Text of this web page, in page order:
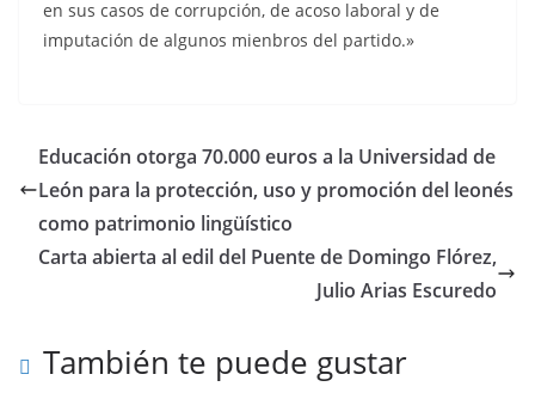
en sus casos de corrupción, de acoso laboral y de
imputación de algunos mienbros del partido.»
Educación otorga 70.000 euros a la Universidad de
León para la protección, uso y promoción del leonés
como patrimonio lingüístico
Carta abierta al edil del Puente de Domingo Flórez,
Julio Arias Escuredo
También te puede gustar